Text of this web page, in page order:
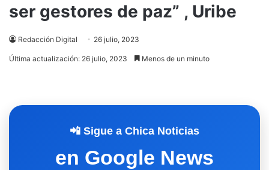
ser gestores de paz” , Uribe
Redacción Digital 26 julio, 2023
Última actualización: 26 julio, 2023 Menos de un minuto
📲 Sigue a Chica Noticias
en Google News